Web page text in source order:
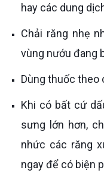
hay các dung
Chải răng nhẹ nhàng, hạn chế đưa bàn chải qua
vùng nướu đang
Dùng thuốc
Khi có bất cứ dấu hiệu gì khác thường như nướu
sưng lớn hơn,
nhức các răng
ngay để có biện